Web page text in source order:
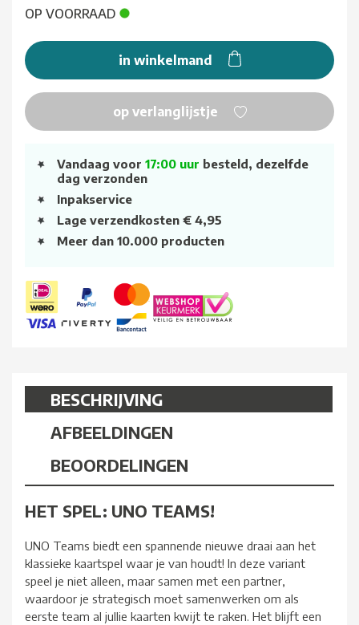
OP VOORRAAD
in winkelmand
op verlanglijstje
Vandaag voor 17:00 uur besteld, dezelfde
dag verzonden
Inpakservice
Lage verzendkosten € 4,95
Meer dan 10.000 producten
BESCHRIJVING
AFBEELDINGEN
BEOORDELINGEN
HET SPEL: UNO TEAMS!
UNO Teams biedt een spannende nieuwe draai aan het
klassieke kaartspel waar je van houdt! In deze variant
speel je niet alleen, maar samen met een partner,
waardoor je strategisch moet samenwerken om als
eerste team al jullie kaarten kwijt te raken. Het blijft een